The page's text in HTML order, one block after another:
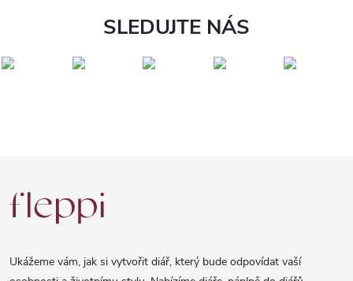
SLEDUJTE NÁS
á
Ukážeme vám, jak si vytvořit diář, který bude odpovídat vaší